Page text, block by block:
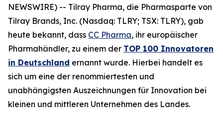
NEWSWIRE) -- Tilray Pharma, die Pharmasparte von
Tilray Brands, Inc. (Nasdaq: TLRY; TSX: TLRY), gab
heute bekannt, dass CC Pharma, ihr europäischer
Pharmahändler, zu einem der TOP 100 Innovatoren
in Deutschland ernannt wurde. Hierbei handelt es
sich um eine der renommiertesten und
unabhängigsten Auszeichnungen für Innovation bei
kleinen und mittleren Unternehmen des Landes.